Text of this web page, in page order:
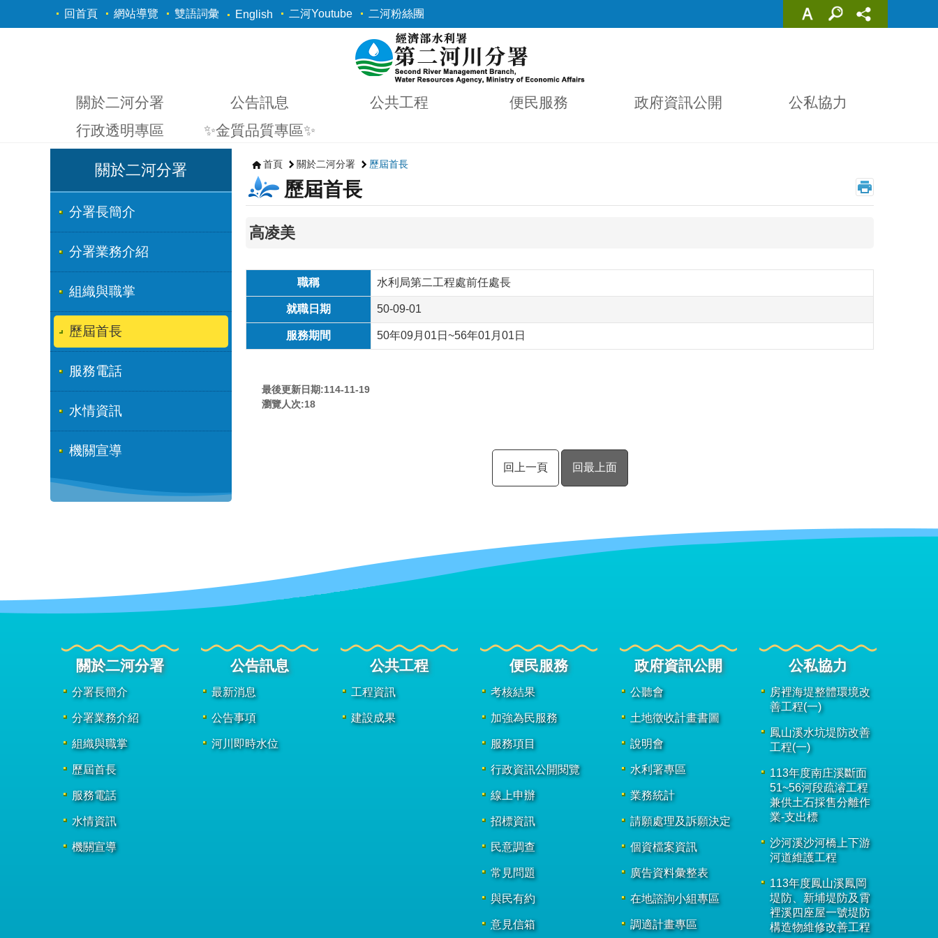
跳到主要內容區塊
回首頁 網站導覽 雙語詞彙 English 二河Youtube 二河粉絲團
關於二河分署 公告訊息 公共工程 便民服務 政府資訊公開
公私協力
行政透明專區
✨金質品質專區✨
關於二河分署
分署長簡介
分署業務介紹
組織與職掌
歷屆首長
服務電話
水情資訊
機關宣導
首頁 關於二河分署 歷屆首長
歷屆首長
高凌美
職稱 水利局第二工程處前任處長
就職日期 50-09-01
服務期間 50年09月01日~56年01月01日
最後更新日期:114-11-19
瀏覽人次:18
回上一頁 回最上面
關於二河分署
分署長簡介
分署業務介紹
組織與職掌
歷屆首長
服務電話
水情資訊
機關宣導
公告訊息
最新消息
公告事項
河川即時水位
公共工程
工程資訊
建設成果
便民服務
考核結果
加強為民服務
服務項目
行政資訊公開閱覽
線上申辦
招標資訊
民意調查
常見問題
與民有約
意見信箱
政府資訊公開
公聽會
土地徵收計畫書圖
說明會
水利署專區
業務統計
請願處理及訴願決定
個資檔案資訊
廣告資料彙整表
在地諮詢小組專區
調適計畫專區
公私協力
房裡海堤整體環境改
善工程(一)
鳳山溪水坑堤防改善
工程(一)
113年度南庄溪斷面
51~56河段疏濬工程
兼供土石採售分離作
業-支出標
沙河溪沙河橋上下游
河道維護工程
113年度鳳山溪鳳岡
堤防、新埔堤防及霄
裡溪四座屋一號堤防
構造物維修改善工程